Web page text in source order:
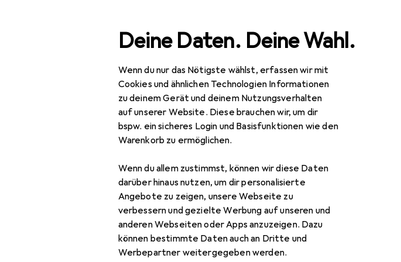
Deine Daten. Deine Wahl.
Wenn du nur das Nötigste wählst, erfassen wir mit
Cookies und ähnlichen Technologien Informationen
zu deinem Gerät und deinem Nutzungsverhalten
auf unserer Website. Diese brauchen wir, um dir
bspw. ein sicheres Login und Basisfunktionen wie den
Warenkorb zu ermöglichen.
Wenn du allem zustimmst, können wir diese Daten
darüber hinaus nutzen, um dir personalisierte
Angebote zu zeigen, unsere Webseite zu
verbessern und gezielte Werbung auf unseren und
anderen Webseiten oder Apps anzuzeigen. Dazu
können bestimmte Daten auch an Dritte und
Werbepartner weitergegeben werden.
Navigation nach Kategorien Gesamtsortiment Wohnen Möbel
70 x 70.50 x 81 cm
Zubehör für Roline PC-